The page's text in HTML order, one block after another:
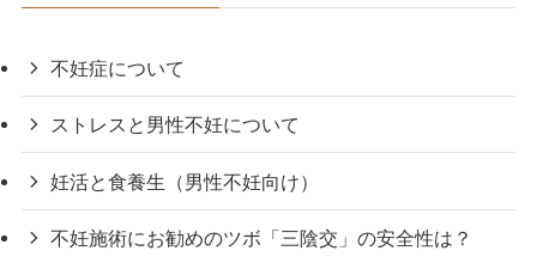
不妊症について
ストレスと男性不妊について
妊活と食養生（男性不妊向け）
不妊施術にお勧めのツボ「三陰交」の安全性は？